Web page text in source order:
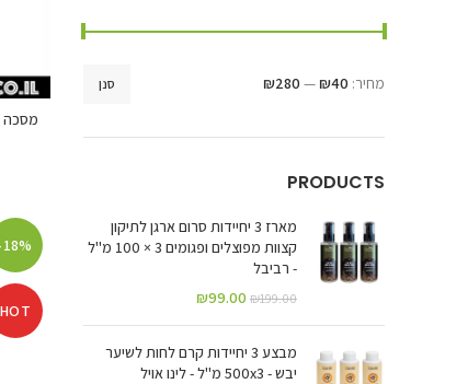
סנן מחיר: ₪40
—
₪280
PRODUCTS
מארז 3 יחיידות סרום ארגן לתיקון
קצוות מפוצלים ופגומים 3 × 100 מ"ל
- רביבל
₪199.00
₪99.00
מבצע 3 יחיידות קרם לחות לשיער
יבש - 500x3 מ"ל - לינו אויל
HOT